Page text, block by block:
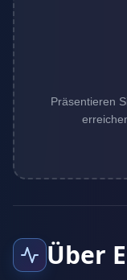
Präsentieren
Über